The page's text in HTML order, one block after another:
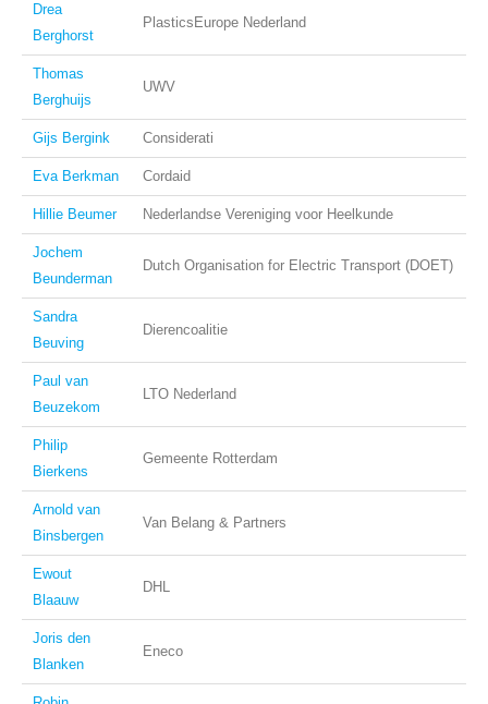
Drea
Berghorst
PlasticsEurope Nederland
Thomas
Berghuijs
UWV
Gijs Bergink Considerati
Eva Berkman Cordaid
Hillie Beumer Nederlandse Vereniging voor Heelkunde
Jochem
Beunderman
Dutch Organisation for Electric Transport (DOET)
Sandra
Beuving
Dierencoalitie
Paul van
Beuzekom
LTO Nederland
Philip
Bierkens
Gemeente Rotterdam
Arnold van
Binsbergen
Van Belang & Partners
Ewout
Blaauw
DHL
Joris den
Blanken
Eneco